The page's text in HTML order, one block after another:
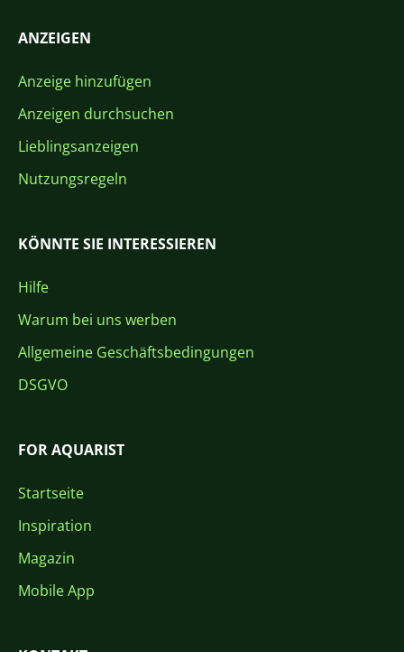
ANZEIGEN
Anzeige hinzufügen
Anzeigen durchsuchen
Lieblingsanzeigen
Nutzungsregeln
KÖNNTE SIE INTERESSIEREN
Hilfe
Warum bei uns werben
Allgemeine Geschäftsbedingungen
DSGVO
FOR AQUARIST
Startseite
Inspiration
Magazin
Mobile App